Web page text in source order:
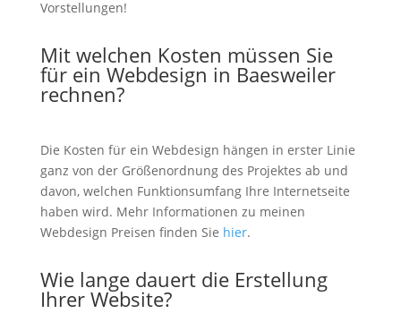
Vorstellungen!
Mit welchen Kosten müssen Sie
für ein Webdesign in Baesweiler
rechnen?
Die Kosten für ein Webdesign hängen in erster Linie
ganz von der Größenordnung des Projektes ab und
davon, welchen Funktionsumfang Ihre Internetseite
haben wird. Mehr Informationen zu meinen
Webdesign Preisen finden Sie hier.
Wie lange dauert die Erstellung
Ihrer Website?